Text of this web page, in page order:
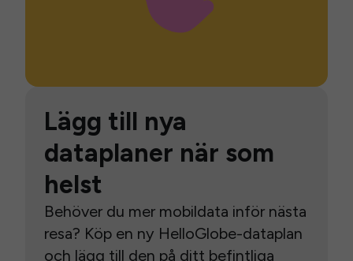
Lägg till nya
dataplaner när som
helst
Behöver du mer mobildata inför nästa
resa? Köp en ny HelloGlobe-dataplan
och lägg till den på ditt befintliga